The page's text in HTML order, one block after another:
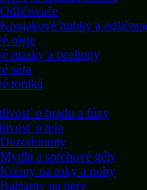
Odličovače
Konjakové hubky a
oleje
masky a peelingy
séra
toniká
o bradu a fúzy
o telo
Dezodoranty
Mydlá a sprchové gély
Krémy na ruky a nohy
Balzamy na pery